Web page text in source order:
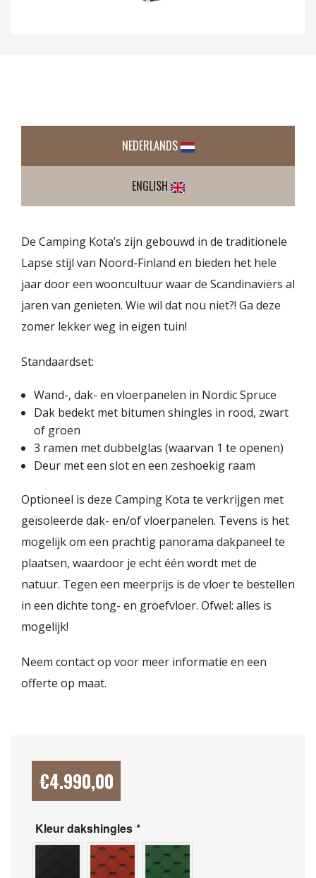
NEDERLANDS
ENGLISH
De Camping Kota’s zijn gebouwd in de traditionele
Lapse stijl van Noord-Finland en bieden het hele
jaar door een wooncultuur waar de Scandinaviërs al
jaren van genieten. Wie wil dat nou niet?! Ga deze
zomer lekker weg in eigen tuin!
Standaardset:
Wand-, dak- en vloerpanelen in Nordic Spruce
Dak bedekt met bitumen shingles in rood, zwart
of groen
3 ramen met dubbelglas (waarvan 1 te openen)
Deur met een slot en een zeshoekig raam
Optioneel is deze Camping Kota te verkrijgen met
geïsoleerde dak- en/of vloerpanelen. Tevens is het
mogelijk om een prachtig panorama dakpaneel te
plaatsen, waardoor je echt één wordt met de
natuur. Tegen een meerprijs is de vloer te bestellen
in een dichte tong- en groefvloer. Ofwel: alles is
mogelijk!
Neem contact op voor meer informatie en een
offerte op maat.
€4.990,00
Kleur dakshingles *